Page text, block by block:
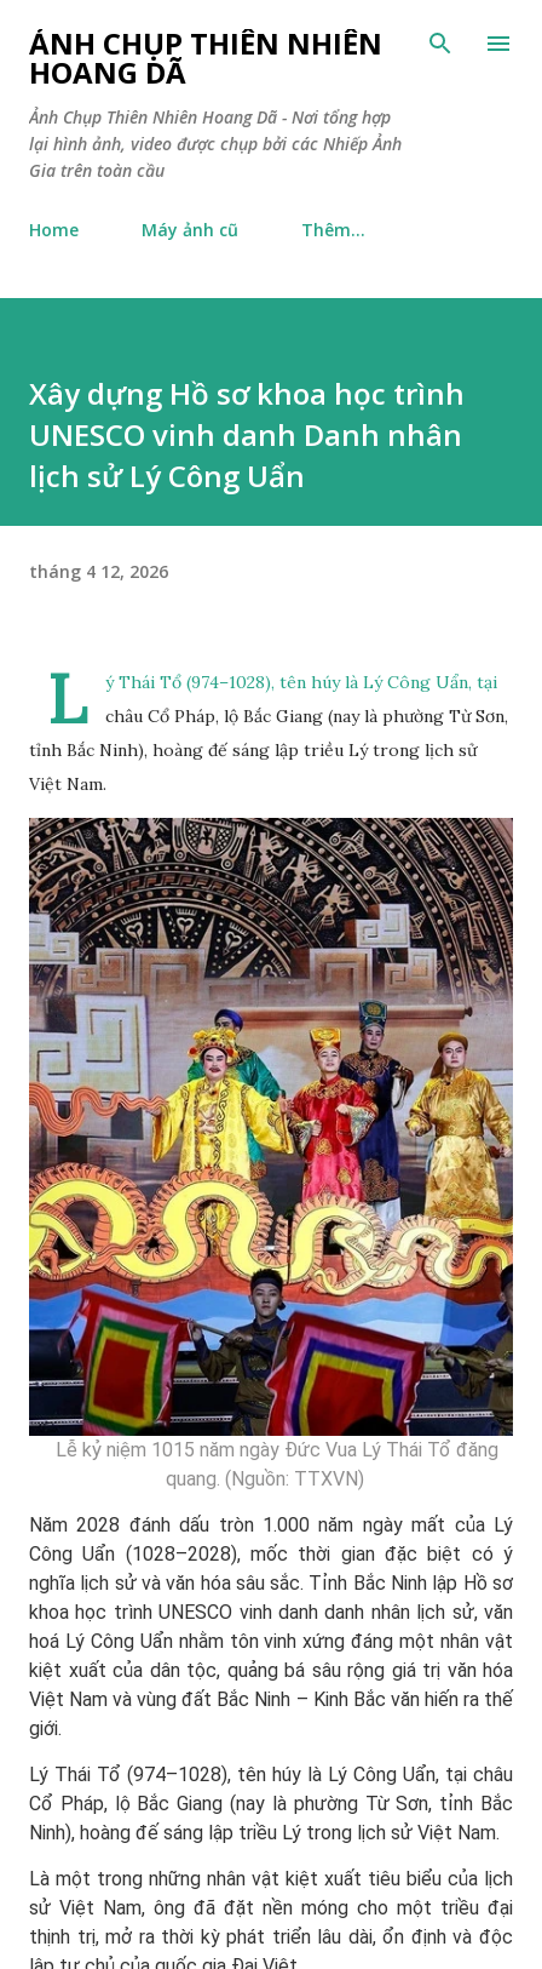
Chuyển đến nội dung chính
ẢNH CHỤP THIÊN NHIÊN
HOANG DÃ
Ảnh Chụp Thiên Nhiên Hoang Dã - Nơi tổng hợp
lại hình ảnh, video được chụp bởi các Nhiếp Ảnh
Gia trên toàn cầu
Home Máy ảnh cũ Thêm…
Xây dựng Hồ sơ khoa học trình
UNESCO vinh danh Danh nhân
lịch sử Lý Công Uẩn
tháng 4 12, 2026
L
ý Thái Tổ (974–1028), tên húy là Lý Công Uẩn, tại
châu Cổ Pháp, lộ Bắc Giang (nay là phường Từ Sơn,
tỉnh Bắc Ninh), hoàng đế sáng lập triều Lý trong lịch sử
Việt Nam.
Lễ kỷ niệm 1015 năm ngày Đức Vua Lý Thái Tổ đăng
quang. (Nguồn: TTXVN)
Năm 2028 đánh dấu tròn 1.000 năm ngày mất của Lý
Công Uẩn (1028–2028), mốc thời gian đặc biệt có ý
nghĩa lịch sử và văn hóa sâu sắc. Tỉnh Bắc Ninh lập Hồ sơ
khoa học trình UNESCO vinh danh danh nhân lịch sử, văn
hoá Lý Công Uẩn nhằm tôn vinh xứng đáng một nhân vật
kiệt xuất của dân tộc, quảng bá sâu rộng giá trị văn hóa
Việt Nam và vùng đất Bắc Ninh – Kinh Bắc văn hiến ra thế
giới.
Lý Thái Tổ (974–1028), tên húy là Lý Công Uẩn, tại châu
Cổ Pháp, lộ Bắc Giang (nay là phường Từ Sơn, tỉnh Bắc
Ninh), hoàng đế sáng lập triều Lý trong lịch sử Việt Nam.
Là một trong những nhân vật kiệt xuất tiêu biểu của lịch
sử Việt Nam, ông đã đặt nền móng cho một triều đại
thịnh trị, mở ra thời kỳ phát triển lâu dài, ổn định và độc